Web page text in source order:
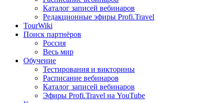
Каталог записей вебинаров
Редакционные эфиры Profi.Travel
TourWiki
Поиск партнёров
Россия
Весь мир
Обучение
Тестирования и викторины
Расписание вебинаров
Каталог записей вебинаров
Эфиры Profi.Travel на YouTube